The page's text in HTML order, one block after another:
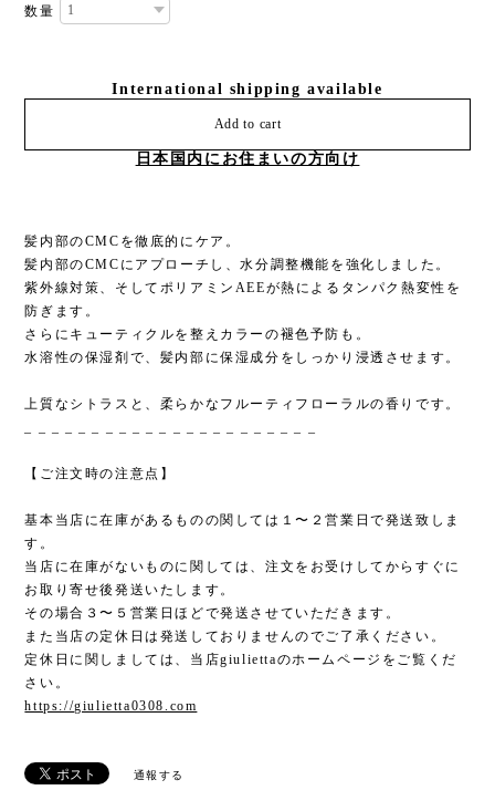
数量
International shipping available
Add to cart
日本国内にお住まいの方向け
髪内部のCMCを徹底的にケア。
髪内部のCMCにアプローチし、水分調整機能を強化しました。
紫外線対策、そしてポリアミンAEEが熱によるタンパク熱変性を
防ぎます。
さらにキューティクルを整えカラーの褪色予防も。
水溶性の保湿剤で、髪内部に保湿成分をしっかり浸透させます。
上質なシトラスと、柔らかなフルーティフローラルの香りです。
【ご注文時の注意点】
基本当店に在庫があるものの関しては１〜２営業日で発送致しま
す。
当店に在庫がないものに関しては、注文をお受けしてからすぐに
お取り寄せ後発送いたします。
その場合３〜５営業日ほどで発送させていただきます。
また当店の定休日は発送しておりませんのでご了承ください。
定休日に関しましては、当店giuliettaのホームページをご覧くだ
さい。
https://giulietta0308.com
通報する